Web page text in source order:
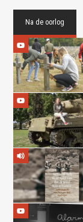
Na de oorlog